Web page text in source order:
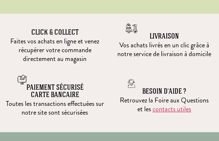
CLICK & COLLECT
Faites vos achats en ligne et venez
récupérer votre commande
directement au magasin
LIVRAISON
Vos achats livrés en un clic grâce à
notre service de livraison à domicile
PAIEMENT SÉCURISÉ
CARTE BANCAIRE
Toutes les transactions effectuées sur
notre site sont sécurisées
BESOIN D’AIDE ?
Retrouvez la Foire aux Questions
et lescontacts utiles